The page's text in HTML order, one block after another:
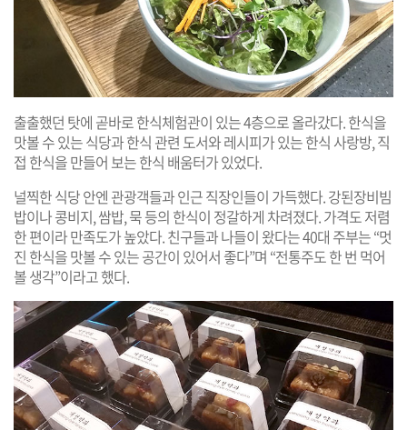
출출했던 탓에 곧바로 한식체험관이 있는 4층으로 올라갔다. 한식을
맛볼 수 있는 식당과 한식 관련 도서와 레시피가 있는 한식 사랑방, 직
접 한식을 만들어 보는 한식 배움터가 있었다.
널찍한 식당 안엔 관광객들과 인근 직장인들이 가득했다. 강된장비빔
밥이나 콩비지, 쌈밥, 묵 등의 한식이 정갈하게 차려졌다. 가격도 저렴
한 편이라 만족도가 높았다. 친구들과 나들이 왔다는 40대 주부는 “멋
진 한식을 맛볼 수 있는 공간이 있어서 좋다”며 “전통주도 한 번 먹어
볼 생각”이라고 했다.